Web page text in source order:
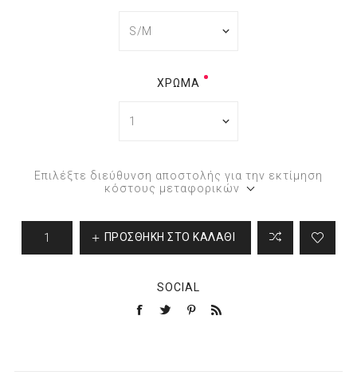
ΧΡΏΜΑ
Επιλέξτε διεύθυνση αποστολής για την εκτίμηση
κόστους μεταφορικών
ΠΡΟΣΘΉΚΗ ΣΤΟ ΚΑΛΆΘΙ
SOCIAL